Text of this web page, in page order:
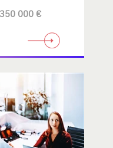
350 000 €